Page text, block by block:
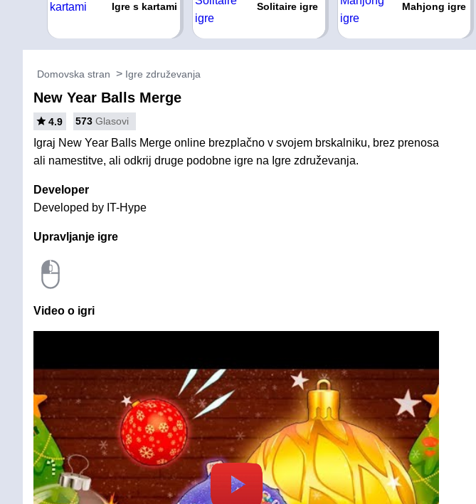
Igre s kartami Solitaire igre Mahjong igre
Domovska stran Igre združevanja
New Year Balls Merge
4.9 573 Glasovi
Igraj New Year Balls Merge online brezplačno v svojem brskalniku, brez prenosa
ali namestitve, ali odkrij druge podobne igre na Igre združevanja.
Developer
Developed by IT-Hype
Upravljanje igre
Video o igri